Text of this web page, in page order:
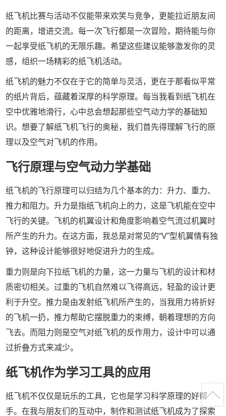
纸飞机比赛与活动不仅能带来欢笑与竞争，更能拉近朋友间
的距离，增进交流。每一次飞行都是一次冒险，期待能与你
一起享受纸飞机的无限乐趣。希望这些建议能够激发你的灵
感，组织一场精彩的纸飞机活动。
纸飞机的魅力不仅在于它的简单与灵活，更在于那看似平常
的纸片背后，蕴藏着深厚的科学原理。每当我看到纸飞机在
空中优雅地滑行，心中总会想起那些空气动力学的基础知
识。想要了解纸飞机飞行的奥秘，我们首先得理解飞行的原
理以及空气对飞机的作用。
飞行原理与空气动力学基础
纸飞机的飞行原理可以归结为几个基本的力：升力、重力、
推力和阻力。升力是指纸飞机向上的力，这是飞机能在空中
飞行的关键。飞机的机翼设计和角度影响着空气流过机翼时
所产生的升力。在这方面，我总是对常见的“V”型机翼情有独
钟，这种设计能够很好地促进升力的生成。
重力则是向下拉纸飞机的力量，这一力量与飞机的设计和材
质密切相关。过重的飞机自然难以飞得高远，轻盈的设计更
利于升空。推力是由发射纸飞机所产生的，当我用力将折好
的飞机一扔，推力帮助它摆脱重力的束缚，朝着理想的方向
飞去。而阻力则是空气对纸飞机的反作用力，设计中可以通
过折叠方式来减少。
纸飞机作为学习工具的应用
纸飞机不仅仅是玩乐的工具，它也是学习科学原理的好帮
手。在我与朋友们的互动中，制作和测试纸飞机成为了探索